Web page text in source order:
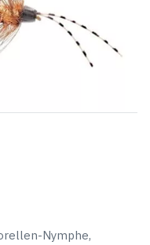
Nymphe,